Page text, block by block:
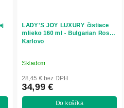
LADY’S JOY LUXURY čistiace
mlieko 160 ml - Bulgarian Rose
Karlovo
Skladom
28,45 € bez DPH
34,99 €
Do košíka